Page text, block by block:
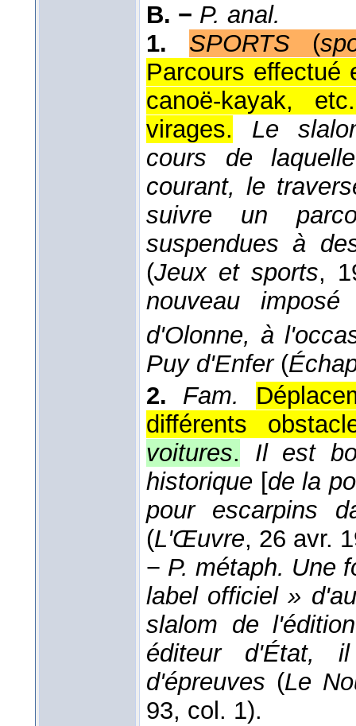
B. − P. anal.
1.
SPORTS(
Parcours effectué
canoë-kayak,
virages.
Le
cours de
courant, le
suivre un
suspendues à
(Jeux et sports,
nouveau
d'Olonne, à
Puy d'Enfer(
2.
Fam.
différents
voitures.
Il est
historique [de la
pour escarpins
(L'Œuvre, 26 avr.
− P. métaph. Une
label officiel »
slalom de
éditeur d'État,
d'épreuves (Le
93, col. 1).